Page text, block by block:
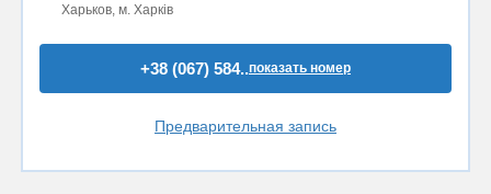
Харьков, м. Харків
+38 (067) 584..показать номер
Предварительная запись